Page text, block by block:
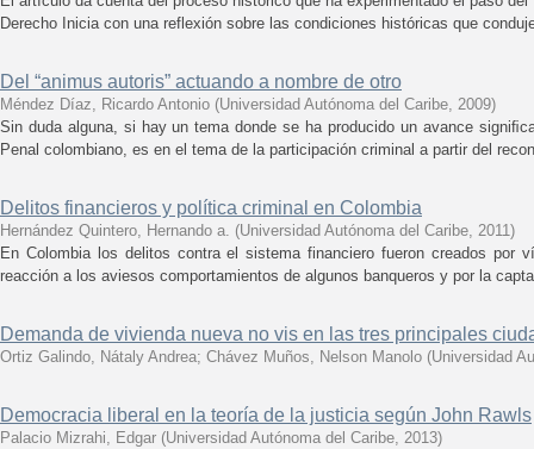
Derecho Inicia con una reflexión sobre las condiciones históricas que
Del “animus autoris” actuando a nombre de otro
Méndez Díaz, Ricardo Antonio (Universidad Autónoma del Caribe, 2009)
Sin duda alguna, si hay un tema donde se ha producido un avance
Penal colombiano, es en el tema de la participación criminal a partir del
Delitos financieros y política criminal en Colombia
Hernández Quintero, Hernando a. (Universidad Autónoma del Caribe, 2011)
En Colombia los delitos contra el sistema financiero fueron creados por
reacción a los aviesos comportamientos de algunos banqueros y por la
Demanda de vivienda nueva no vis en las tres principales
Ortiz Galindo, Nátaly Andrea; Chávez Muños, Nelson Manolo (Universidad
Democracia liberal en la teoría de la justicia según John Rawls
Palacio Mizrahi, Edgar (Universidad Autónoma del Caribe, 2013)